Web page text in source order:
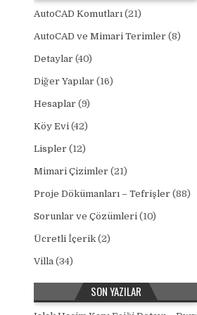
AutoCAD Komutları (21)
AutoCAD ve Mimari Terimler (8)
Detaylar (40)
Diğer Yapılar (16)
Hesaplar (9)
Köy Evi (42)
Lispler (12)
Mimari Çizimler (21)
Proje Dökümanları – Tefrişler (88)
Sorunlar ve Çözümleri (10)
Ücretli İçerik (2)
Villa (34)
SON YAZILAR